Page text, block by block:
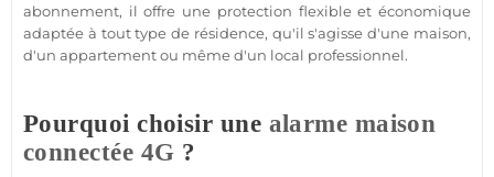
abonnement, il offre une protection flexible et économique
adaptée à tout type de résidence, qu'il s'agisse d'une maison,
d'un appartementou même d'un local professionnel.
Pourquoi choisir une alarme maison
connectée 4G ?